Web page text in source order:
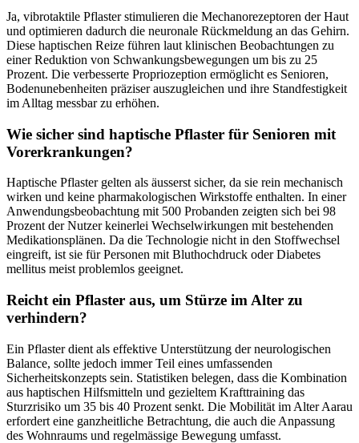
Ja, vibrotaktile Pflaster stimulieren die Mechanorezeptoren der Haut
und optimieren dadurch die neuronale Rückmeldung an das Gehirn.
Diese haptischen Reize führen laut klinischen Beobachtungen zu
einer Reduktion von Schwankungsbewegungen um bis zu 25
Prozent. Die verbesserte Propriozeption ermöglicht es Senioren,
Bodenunebenheiten präziser auszugleichen und ihre Standfestigkeit
im Alltag messbar zu erhöhen.
Wie sicher sind haptische Pflaster für Senioren mit
Vorerkrankungen?
Haptische Pflaster gelten als äusserst sicher, da sie rein mechanisch
wirken und keine pharmakologischen Wirkstoffe enthalten. In einer
Anwendungsbeobachtung mit 500 Probanden zeigten sich bei 98
Prozent der Nutzer keinerlei Wechselwirkungen mit bestehenden
Medikationsplänen. Da die Technologie nicht in den Stoffwechsel
eingreift, ist sie für Personen mit Bluthochdruck oder Diabetes
mellitus meist problemlos geeignet.
Reicht ein Pflaster aus, um Stürze im Alter zu
verhindern?
Ein Pflaster dient als effektive Unterstützung der neurologischen
Balance, sollte jedoch immer Teil eines umfassenden
Sicherheitskonzepts sein. Statistiken belegen, dass die Kombination
aus haptischen Hilfsmitteln und gezieltem Krafttraining das
Sturzrisiko um 35 bis 40 Prozent senkt. Die Mobilität im Alter Aarau
erfordert eine ganzheitliche Betrachtung, die auch die Anpassung
des Wohnraums und regelmässige Bewegung umfasst.